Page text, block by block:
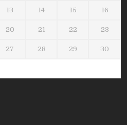
13 14 15 16
20 21 22 23
27 28 29 30